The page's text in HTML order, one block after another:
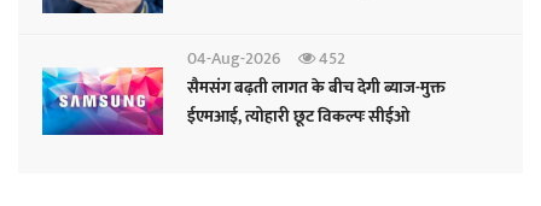
04-Aug-2026
452
सैमसंग बढ़ती लागत के बीच देगी ब्याज-मुक्त
ईएमआई, त्योहारी छूट विकल्पः सीईओ